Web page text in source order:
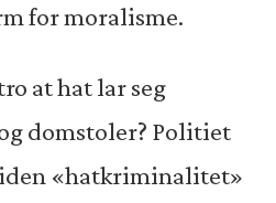
for moralisme.
at hat lar seg
domstoler? Politiet
«hatkriminalitet»